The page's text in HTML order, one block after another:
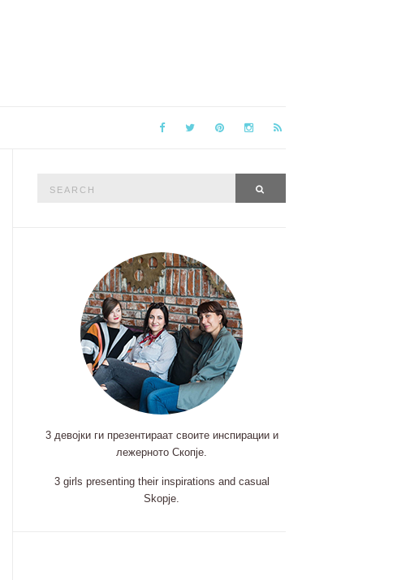
3 девојки ги презентираат своите инспирации и
лежерното Скопје.
3 girls presenting their inspirations and casual
Skopje.